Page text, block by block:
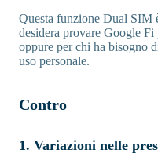
Questa funzione Dual SIM
desidera provare Google
oppure per chi ha bisogno
uso personale.
Contro
1. Variazioni nelle